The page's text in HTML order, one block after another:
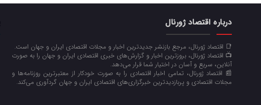
درباره اقتصاد ژورنال
📑 اقتصاد ژورنال، مرجع بازنشر جدیدترین اخبار و مجلات اقتصادی ایران و جهان است.
📺 اقتصاد ژورنال، بروزترین اخبار و گزارش‌های خبری اقتصادی ایران و جهان را به صورت
آنلاین، سریع و آسان در اختیار شما قرار می‌‌دهد.
📰 اقتصاد ژورنال، تمامی اخبار اقتصادی را به صورت خودکار از معتبرترین روزنامه‌ها و
مجلات اقتصادی و پربازدیدترین خبرگزاری‌های اقتصادی ایران و جهان گردآوری می‌کند.